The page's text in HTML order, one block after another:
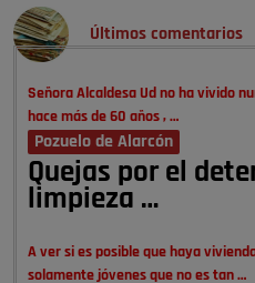
Últimos comentarios
Señora Alcaldesa Ud no ha vivido
hace más de 60 años , …
Pozuelo de Alarcón
Quejas por el
limpieza …
A ver si es posible que haya
solamente jóvenes que no es tan …